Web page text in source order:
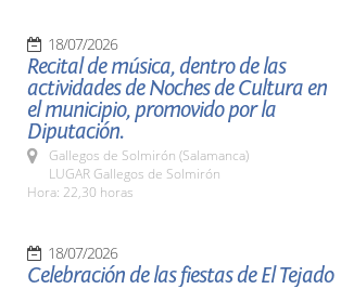
18/07/2026
Recital de música, dentro de las
actividades de Noches de Cultura en
el municipio, promovido por la
Diputación.
Gallegos de Solmirón (Salamanca)
LUGAR Gallegos de Solmirón
Hora: 22,30 horas
18/07/2026
Celebración de las fiestas de El Tejado